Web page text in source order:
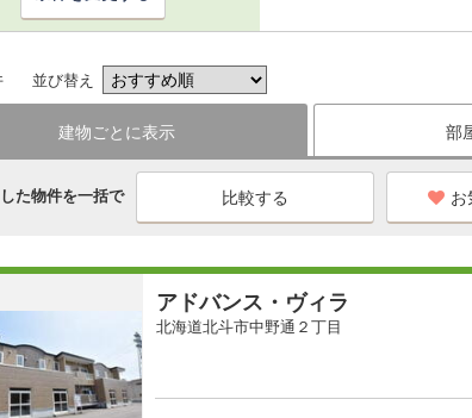
並び替え
建物ごとに表示 部
た物件を一括で お
アドバンス・ヴィラ
北海道北斗市中野通２丁目